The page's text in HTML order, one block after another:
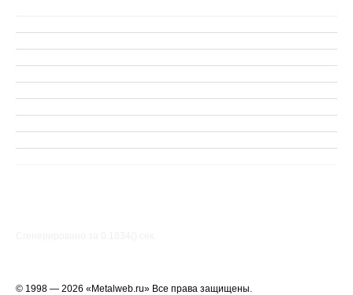
© 1998 — 2026 «Metalweb.ru» Все права защищены.